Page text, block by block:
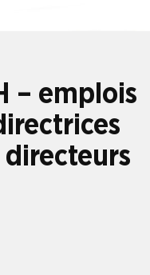
– emplois
directeurs